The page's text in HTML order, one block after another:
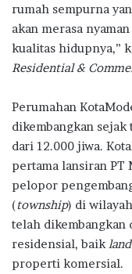
rumah sempurna
akan merasa
kualitas hidupnya,”
Residential &
Perumahan
dikembangkan
dari 12.000 jiwa.
pertama lansiran PT
pelopor
(township) di
telah
residensial, baik
properti komersial.